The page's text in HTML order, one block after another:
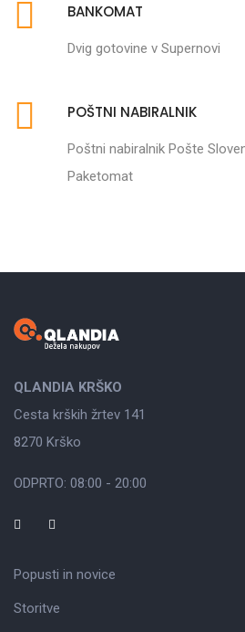
BANKOMAT
Dvig gotovine v Supernovi
POŠTNI NABIRALNIK
Poštni nabiralnik Pošte
Paketomat
QLANDIA KRŠKO
Cesta krških žrtev 141
8270 Krško
ODPRTO: 08:00 - 20:00
Popusti in novice
Storitve